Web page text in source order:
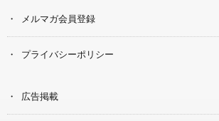
メルマガ会員登録
プライバシーポリシー
広告掲載